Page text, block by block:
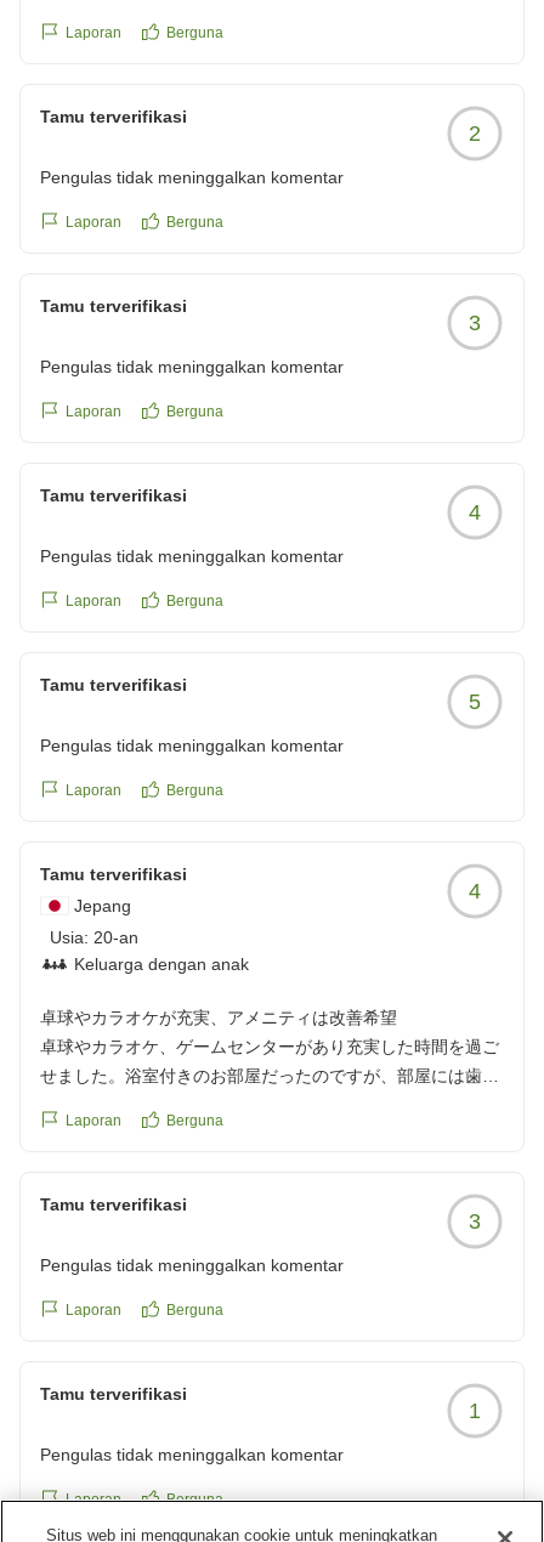
マイクロバスで30分間隔で
事前決しているのにもかか
わらず精算待ちの列に並んでくださいと言われて不快な気持
ちになりました。
二度宿泊はしないです。
クチコミの詳細はこちらから
https://review.travel.rakuten.co.jp/hotel/voice/147473?
reviewId=33123478547514
洗面ユニットの湯が温かくなるまで時間を要しました。
https://review.travel.rakuten.co.jp/hotel/voice/147473?
Laporan Berguna
Tamu terverifikasi
2
Pengulas tidak meninggalkan komentar
Laporan Berguna
Tamu terverifikasi
3
Pengulas tidak meninggalkan komentar
Laporan Berguna
Tamu terverifikasi
4
Pengulas tidak meninggalkan komentar
Laporan Berguna
Tamu terverifikasi
5
Pengulas tidak meninggalkan komentar
Laporan Berguna
Tamu terverifikasi
Jepang
Usia: 20-an
Keluarga dengan anak
4
卓球やカラオケが充実、アメニティは改善希望
卓球やカラオケ、ゲームセンターがあり充実した時間を過ご
せました。浴室付きのお部屋だったのですが、部屋には歯ブ
メニティをもう少し充実させて欲しいなと思いました。
Laporan Berguna
Tamu terverifikasi
3
Pengulas tidak meninggalkan komentar
Laporan Berguna
Tamu terverifikasi
1
Pengulas tidak meninggalkan komentar
Laporan Berguna
Situs web ini menggunakan cookie untuk meningkatkan